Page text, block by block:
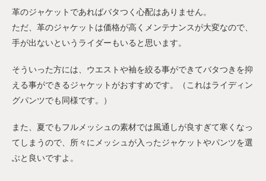
革のジャケットであればバタつく心配はありません。
ただ、革のジャケットは価格が高くメンテナンスが大変なので、
手が出ないというライダーもいると思います。
そういった方には、ウエストや袖を絞る事ができてバタつきを抑
える事ができるジャケットがおすすめです。（これはライディン
グパンツでも同様です。）
また、夏でもフルメッシュの素材では風通しが良すぎて寒くなっ
てしまうので、所々にメッシュが入ったジャケットやパンツを選
ぶと良いですよ。